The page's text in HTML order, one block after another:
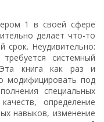
1 в своей сфере
делает что-то
срок. Неудивительно:
системный
книга как раз и
модифицировать под
специальных
определение
навыков, изменение